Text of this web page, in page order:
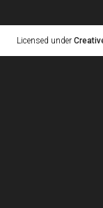
Licensed under